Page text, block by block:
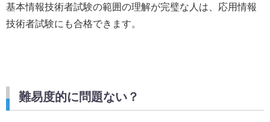
基本情報技術者試験の範囲の理解が完璧な人は、応用情報
技術者試験にも合格できます。
難易度的に問題ない？